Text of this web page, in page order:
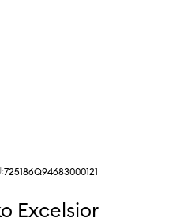
725186Q94683000121
Excelsior